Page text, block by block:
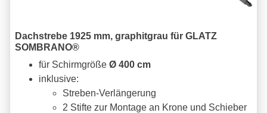
Dachstrebe 1925 mm, graphitgrau für GLATZ
SOMBRANO®
für Schirmgröße Ø 400 cm
inklusive:
Streben-Verlängerung
2 Stifte zur Montage an Krone und Schieber